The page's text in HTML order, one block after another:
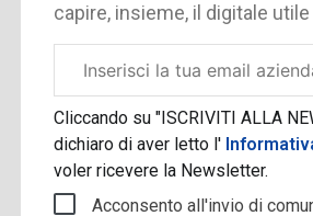
capire, insieme, il digitale utile
aziendale
Cliccando su "ISCRIVITI ALLA
dichiaro di aver letto l'
voler ricevere la Newsletter.
Acconsento all'invio di